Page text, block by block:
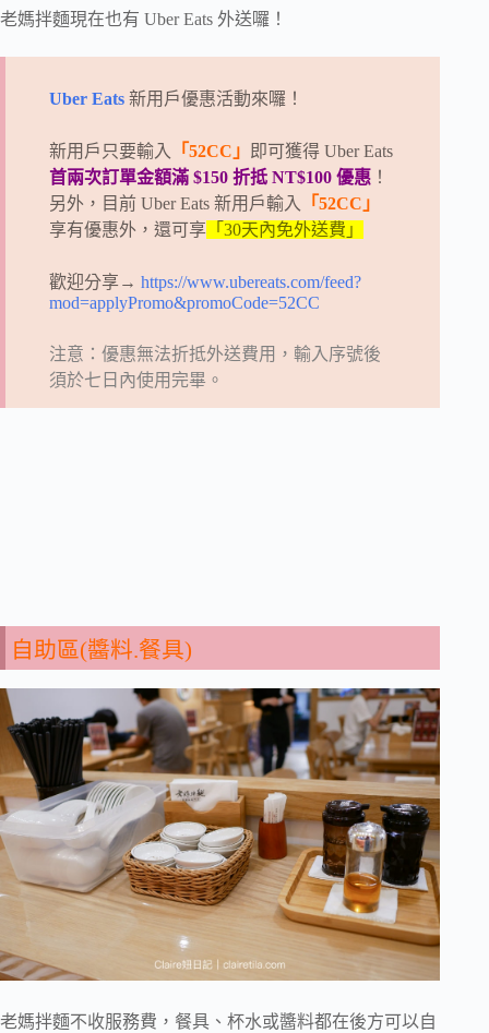
老媽拌麵現在也有 Uber Eats 外送囉！
Uber Eats 新用戶優惠活動來囉！
新用戶只要輸入 「52CC」
即可獲得 Uber Eats
首兩次訂單金額滿 $150 折抵 NT$100 優惠 ！
另外，目前 Uber Eats 新用戶輸入
「52CC」
享有優惠外，還可享 「30天內免外送費」
歡迎分享→ https://www.ubereats.com/feed?
mod=applyPromo&promoCode=52CC
注意：優惠無法折抵外送費用，輸入序號後
須於七日內使用完畢。
自助區(醬料.餐具)
老媽拌麵不收服務費，餐具、杯水或醬料都在後方可以自